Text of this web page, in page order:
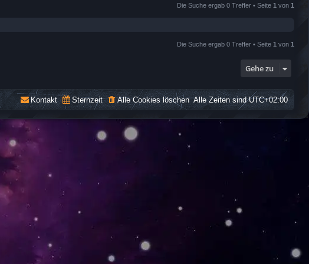
Die Suche ergab 0 Treffer • Seite 1 von 1
Die Suche ergab 0 Treffer • Seite 1 von 1
Gehe zu
Alle Zeiten sindUTC+02:00
Alle Cookies löschen
Sternzeit
Kontakt